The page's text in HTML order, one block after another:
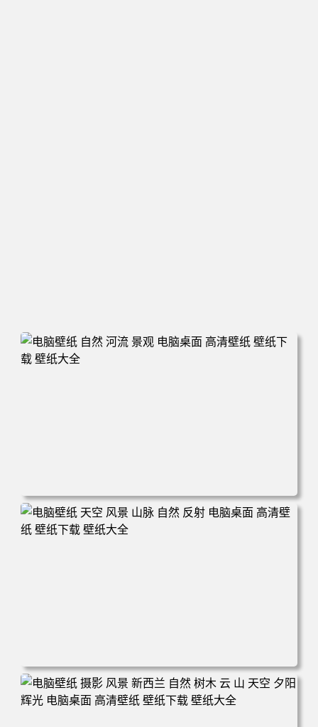
电脑壁纸 自然 河流 景观 电脑桌面 高清壁纸 壁纸下载 壁纸
大全
电脑壁纸 天空 风景 山脉 自然 反射 电脑桌面 高清壁纸 壁纸
下载 壁纸大全